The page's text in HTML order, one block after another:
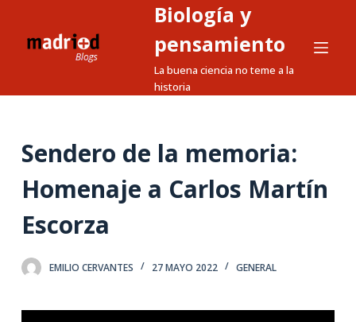
a
e
Biología y
pensamiento
La buena ciencia no teme a la
historia
Sendero de la memoria:
Homenaje a Carlos Martín
Escorza
EMILIO CERVANTES 27 MAYO 2022 GENERAL